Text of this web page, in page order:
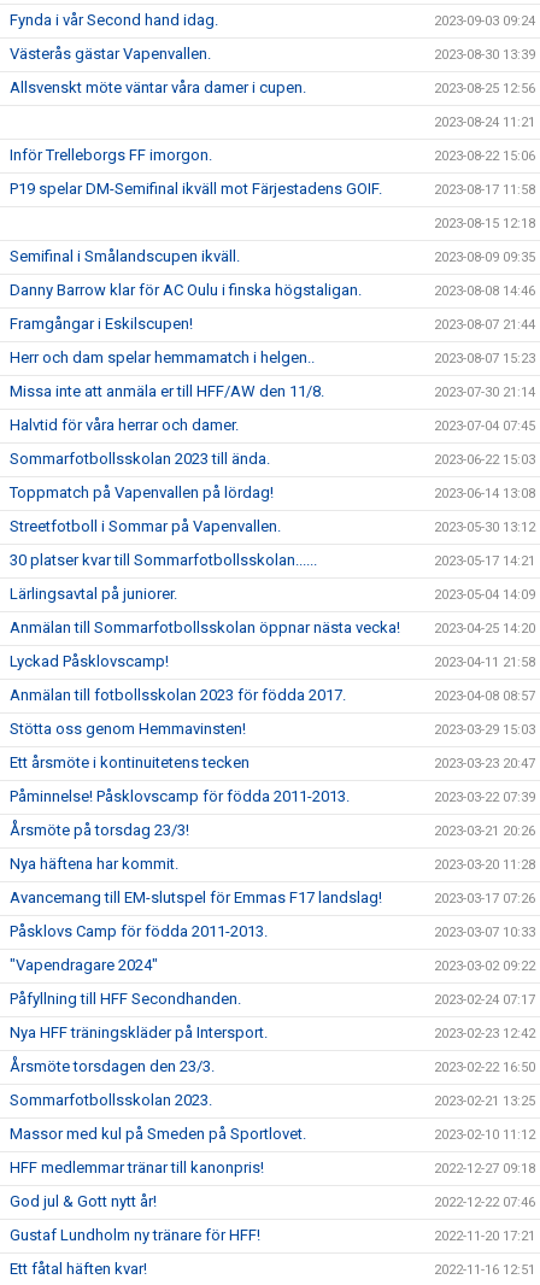
Fynda i vår Second hand idag. 2023-09-03 09:24
Västerås gästar Vapenvallen. 2023-08-30 13:39
Allsvenskt möte väntar våra damer i cupen. 2023-08-25 12:56
2023-08-24 11:21
Inför Trelleborgs FF imorgon. 2023-08-22 15:06
P19 spelar DM-Semifinal ikväll mot Färjestadens GOIF. 2023-08-17 11:58
2023-08-15 12:18
Semifinal i Smålandscupen ikväll. 2023-08-09 09:35
Danny Barrow klar för AC Oulu i finska högstaligan. 2023-08-08 14:46
Framgångar i Eskilscupen! 2023-08-07 21:44
Herr och dam spelar hemmamatch i helgen.. 2023-08-07 15:23
Missa inte att anmäla er till HFF/AW den 11/8. 2023-07-30 21:14
Halvtid för våra herrar och damer. 2023-07-04 07:45
Sommarfotbollsskolan 2023 till ända. 2023-06-22 15:03
Toppmatch på Vapenvallen på lördag! 2023-06-14 13:08
Streetfotboll i Sommar på Vapenvallen. 2023-05-30 13:12
30 platser kvar till Sommarfotbollsskolan...... 2023-05-17 14:21
Lärlingsavtal på juniorer. 2023-05-04 14:09
Anmälan till Sommarfotbollsskolan öppnar nästa vecka! 2023-04-25 14:20
Lyckad Påsklovscamp! 2023-04-11 21:58
Anmälan till fotbollsskolan 2023 för födda 2017. 2023-04-08 08:57
Stötta oss genom Hemmavinsten! 2023-03-29 15:03
Ett årsmöte i kontinuitetens tecken 2023-03-23 20:47
Påminnelse! Påsklovscamp för födda 2011-2013. 2023-03-22 07:39
Årsmöte på torsdag 23/3! 2023-03-21 20:26
Nya häftena har kommit. 2023-03-20 11:28
Avancemang till EM-slutspel för Emmas F17 landslag! 2023-03-17 07:26
Påsklovs Camp för födda 2011-2013. 2023-03-07 10:33
"Vapendragare 2024" 2023-03-02 09:22
Påfyllning till HFF Secondhanden. 2023-02-24 07:17
Nya HFF träningskläder på Intersport. 2023-02-23 12:42
Årsmöte torsdagen den 23/3. 2023-02-22 16:50
Sommarfotbollsskolan 2023. 2023-02-21 13:25
Massor med kul på Smeden på Sportlovet. 2023-02-10 11:12
HFF medlemmar tränar till kanonpris! 2022-12-27 09:18
God jul & Gott nytt år! 2022-12-22 07:46
Gustaf Lundholm ny tränare för HFF! 2022-11-20 17:21
Ett fåtal häften kvar! 2022-11-16 12:51